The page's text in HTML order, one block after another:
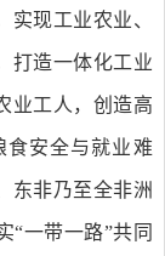
现工业农业、
打造一体化工业
业工人，创造高
食安全与就业难
东非乃至全非洲
“一带一路”共同